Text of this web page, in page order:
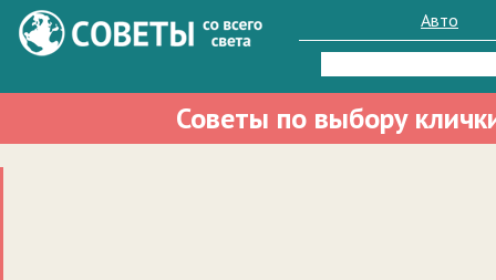
Авто
Найти:
Советы по выбору